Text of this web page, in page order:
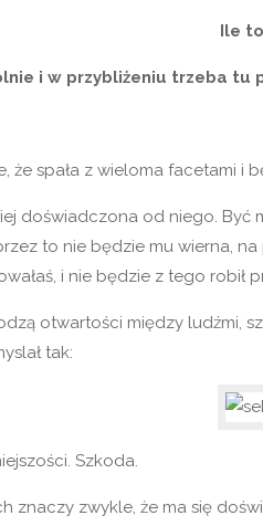
Ile
i w przybliżeniu trzeba tu
że spała z wieloma facetami i
doświadczona od niego.
to nie będzie mu wierna,
i nie będzie z tego robił
otwartości między
tak:
Szkoda.
znaczy zwykle, że ma się